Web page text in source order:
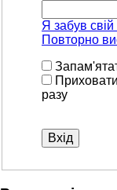
Я забув
Повторно
разу